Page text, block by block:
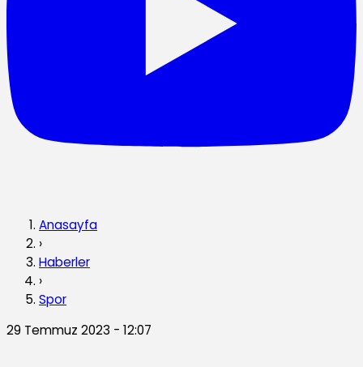
Anasayfa
›
Haberler
›
Spor
29 Temmuz 2023 - 12:07